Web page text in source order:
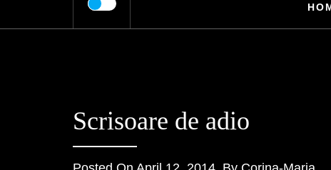
Scrisoare de adio